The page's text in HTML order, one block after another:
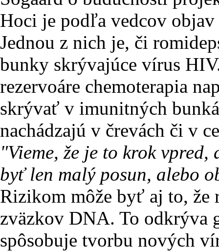
Hoci je podľa vedcov
Jednou z nich je, či
bunky skrývajúce vírus
rezervoáre chemoterapia
skrývať v imunitných
nachádzajú v črevách či v
"Vieme, že je to krok vpred,
byť len malý posun, alebo
Rizikom môže byť aj to, že
zväzkov DNA. To odkrýva
spôsobuje tvorbu nových